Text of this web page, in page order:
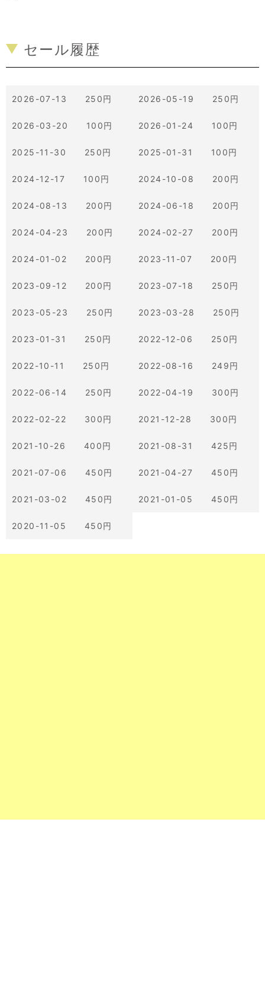
セール履歴
2026-07-13 250円 2026-05-19 250円
2026-03-20 100円 2026-01-24 100円
2025-11-30 250円 2025-01-31 100円
2024-12-17 100円 2024-10-08 200円
2024-08-13 200円 2024-06-18 200円
2024-04-23 200円 2024-02-27 200円
2024-01-02 200円 2023-11-07 200円
2023-09-12 200円 2023-07-18 250円
2023-05-23 250円 2023-03-28 250円
2023-01-31 250円 2022-12-06 250円
2022-10-11 250円 2022-08-16 249円
2022-06-14 250円 2022-04-19 300円
2022-02-22 300円 2021-12-28 300円
2021-10-26 400円 2021-08-31 425円
2021-07-06 450円 2021-04-27 450円
2021-03-02 450円 2021-01-05 450円
2020-11-05 450円